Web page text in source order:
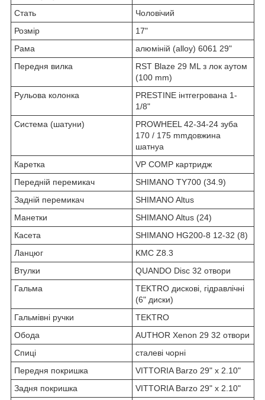
Стать
Чоловічий
Розмір
17"
Рама
алюміній (alloy) 6061 29"
Передня вилка
RST Blaze 29 ML з лок аутом
(100 mm)
Рульова колонка
PRESTINE інтгегрована 1-
1/8"
Система (шатуни)
PROWHEEL 42-34-24 зуба
170 / 175 mmдовжина
шатнуа
Каретка
VP COMP картридж
Передній перемикач
SHIMANO TY700 (34.9)
Задній перемикач
SHIMANO Altus
Манетки
SHIMANO Altus (24)
Касета
SHIMANO HG200-8 12-32 (8)
Ланцюг
KMC Z8.3
Втулки
QUANDO Disc 32 отвори
Гальма
TEKTRO дискові, гідравлічні
(6" диски)
Гальмівні ручки
TEKTRO
Обода
AUTHOR Xenon 29 32 отвори
Спиці
сталеві чорні
Передня покришка
VITTORIA Barzo 29" х 2.10"
Задня покришка
VITTORIA Barzo 29" х 2.10"